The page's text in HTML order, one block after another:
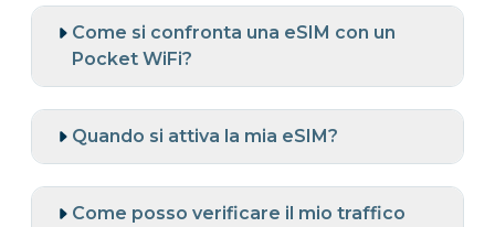
Come si confronta una eSIM con un
Pocket WiFi?
Quando si attiva la mia eSIM?
Come posso verificare il mio traffico